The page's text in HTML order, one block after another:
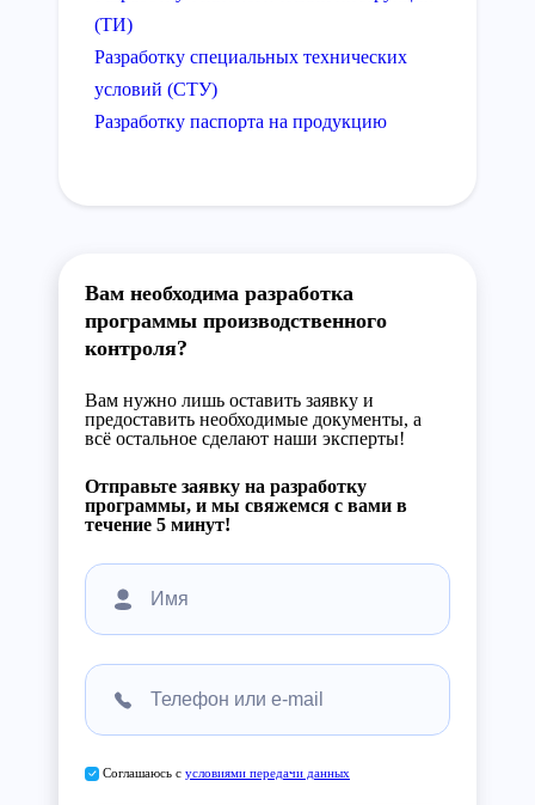
(ТИ)
Разработку специальных технических
условий (СТУ)
Разработку паспорта на продукцию
Вам необходима разработка
программы производственного
контроля?
Вам нужно лишь оставить заявку и
предоставить необходимые документы, а
всё остальное сделают наши эксперты!
Отправьте заявку на разработку
программы, и мы свяжемся с вами в
течение 5 минут!
Соглашаюсь с условиями передачи данных